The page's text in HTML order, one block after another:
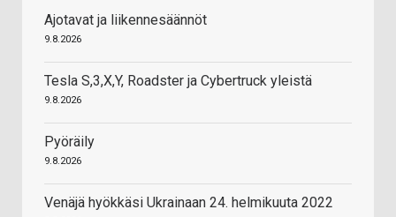
Ajotavat ja liikennesäännöt
9.8.2026
Tesla S,3,X,Y, Roadster ja Cybertruck yleistä
9.8.2026
Pyöräily
9.8.2026
Venäjä hyökkäsi Ukrainaan 24. helmikuuta 2022